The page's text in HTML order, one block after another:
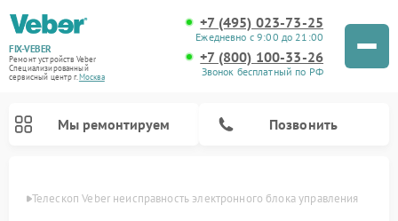
FIX-VEBER
Ремонт устройств Veber
Специализированный
cервисный центр г.Москва
+7 (495) 023-73-25
Ежедневно с 9:00 до 21:00
+7 (800) 100-33-26
Звонок бесплатный по РФ
Мы ремонтируем Позвонить
Телескоп Veber неисправность электронного блока управления